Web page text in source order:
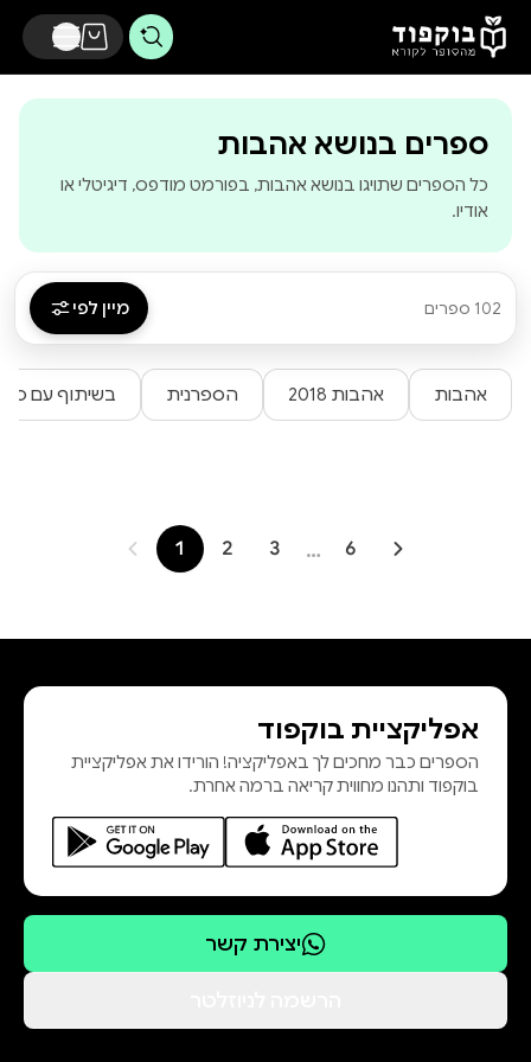
דלג לתוכן הראשי
ספרים בנושא אהבות
כל הספרים שתויגו בנושא אהבות, בפורמט מודפס, דיגיטלי או
אודיו.
102 ספרים מיין לפי
אהבות אהבות 2018 הספרנית בשיתוף עם
1 2 3 … 6
אפליקציית בוקפוד
הספרים כבר מחכים לך באפליקציה! הורידו את אפליקציית
בוקפוד ותהנו מחווית קריאה ברמה אחרת.
יצירת קשר